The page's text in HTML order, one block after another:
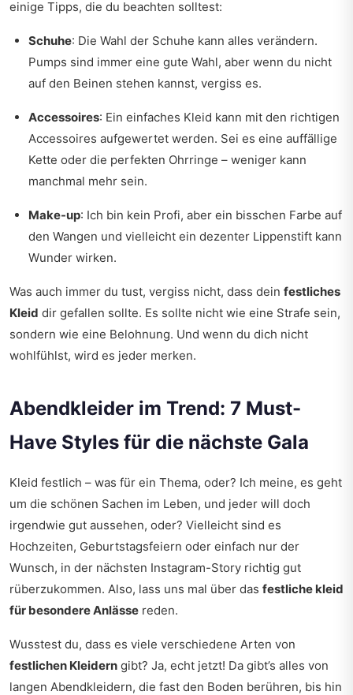
einige Tipps, die du beachten solltest:
Schuhe: Die Wahl der Schuhe kann alles verändern.
Pumps sind immer eine gute Wahl, aber wenn du nicht
auf den Beinen stehen kannst, vergiss es.
Accessoires: Ein einfaches Kleid kann mit den richtigen
Accessoires aufgewertet werden. Sei es eine auffällige
Kette oder die perfekten Ohrringe – weniger kann
manchmal mehr sein.
Make-up: Ich bin kein Profi, aber ein bisschen Farbe auf
den Wangen und vielleicht ein dezenter Lippenstift kann
Wunder wirken.
Was auch immer du tust, vergiss nicht, dass dein festliches
Kleid dir gefallen sollte. Es sollte nicht wie eine Strafe sein,
sondern wie eine Belohnung. Und wenn du dich nicht
wohlfühlst, wird es jeder merken.
Abendkleider im Trend: 7 Must-
Have Styles für die nächste Gala
Kleid festlich – was für ein Thema, oder? Ich meine, es geht
um die schönen Sachen im Leben, und jeder will doch
irgendwie gut aussehen, oder? Vielleicht sind es
Hochzeiten, Geburtstagsfeiern oder einfach nur der
Wunsch, in der nächsten Instagram-Story richtig gut
rüberzukommen. Also, lass uns mal über das festliche kleid
für besondere Anlässe reden.
Wusstest du, dass es viele verschiedene Arten von
festlichen Kleidern gibt? Ja, echt jetzt! Da gibt’s alles von
langen Abendkleidern, die fast den Boden berühren, bis hin